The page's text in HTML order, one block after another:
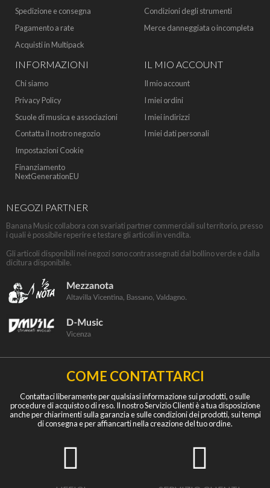
Spedizione e consegna
Pagamento a rate
Acquisti in Multipack
Condizioni degli strumenti
Merce danneggiata o incompleta
INFORMAZIONI
Chi siamo
Privacy Policy
Scuole di musica e associazioni
Contatta il nostro negozio
Impostazioni Cookie
Finanziamento
NextGenerationEU
IL MIO ACCOUNT
Il mio account
I miei ordini
I miei indirizzi
I miei dati personali
NEGOZI PARTNER
Banana Music collabora con svariati partner commerciali sul territorio, presso
i quali è possibile reperire e testare gli articoli in vendita.
Gli articoli disponibili nei negozi sono contrassegnati dal bollino verde e dalla
dicitura disponibile.
COME CONTATTARCI
Contattaci liberamente per qualsiasi informazione sui prodotti, o sulle
procedure di acquisto o di reso. Il nostro Servizio Clienti è a tua disposizione
anche per chiarimenti sulla garanzia e sulle condizioni dei prodotti, sui tempi
di consegna e per affiancarti nella creazione del tuo ordine.